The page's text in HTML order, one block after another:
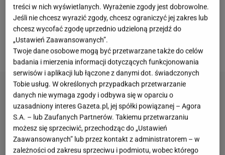
towarzyszącymi chorobie nie jest łatwo zapanować.
W krótkim wywiadzie celebrytka postanowiła
zdradzić, jak sobie radzi na co dzień z
dolegliwościami.
treści w nich wyświetlanych. Wyrażenie zgody jest dobrowolne.
Jeśli nie chcesz wyrazić zgody, chcesz ograniczyć jej zakres lub
chcesz wycofać zgodę uprzednio udzieloną przejdź do
„Ustawień Zaawansowanych”.
Twoje dane osobowe mogą być przetwarzane także do celów
badania i mierzenia informacji dotyczących funkcjonowania
serwisów i aplikacji lub łączone z danymi dot. świadczonych
Tobie usług. W określonych przypadkach przetwarzanie
danych nie wymaga zgody i odbywa się w oparciu o
uzasadniony interes Gazeta.pl, jej spółki powiązanej – Agora
S.A. – lub Zaufanych Partnerów. Takiemu przetwarzaniu
możesz się sprzeciwić, przechodząc do „Ustawień
Zaawansowanych” lub przez kontakt z administratorem – w
zależności od zakresu sprzeciwu i podmiotu, wobec którego